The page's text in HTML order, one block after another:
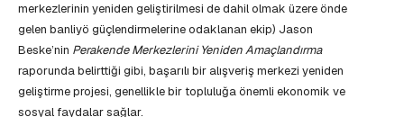
merkezlerinin yeniden geliştirilmesi de dahil olmak üzere önde
gelen banliyö güçlendirmelerine odaklanan ekip) Jason
Beske’nin Perakende Merkezlerini Yeniden Amaçlandırma
raporunda belirttiği gibi, başarılı bir alışveriş merkezi yeniden
geliştirme projesi, genellikle bir topluluğa önemli ekonomik ve
sosyal faydalar sağlar.